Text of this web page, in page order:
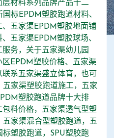
材料系列品牌产品十二
标EPDM塑胶跑道材料、
五家渠EPDM塑胶地面铺
五家渠EPDM塑胶球场、
务，关于五家渠幼儿园
EPDM塑胶价格、五家渠
系五家渠盛立体育，也可
家渠塑胶跑道施工，五家
塑胶跑道品牌十大排
料价格，五家渠透气型塑
家渠混合型塑胶跑道，五
塑胶跑道，SPU塑胶跑